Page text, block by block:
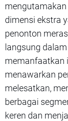
dimensi ekstra
penonton
langsung
memanfaatkan
menawarkan
melesatkan,
berbagai
keren dan